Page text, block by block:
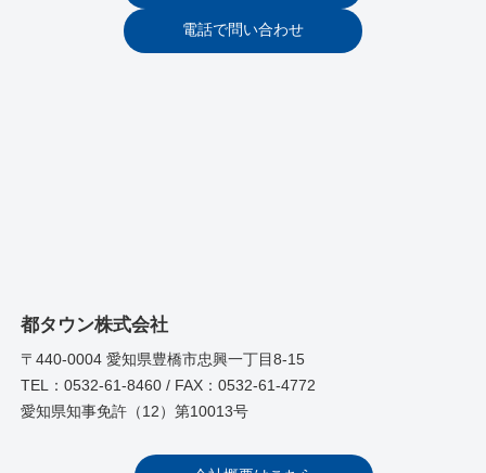
電話で問い合わせ
都タウン株式会社
〒440-0004 愛知県豊橋市忠興一丁目8-15
TEL：0532-61-8460 / FAX：0532-61-4772
愛知県知事免許（12）第10013号